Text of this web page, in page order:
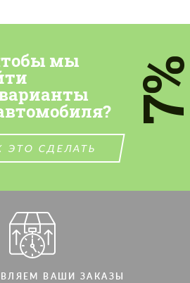
мы
ЭТО СДЕЛАТЬ
ВАШИ ЗАКАЗЫ
на обработку
СО МНОЙ
на вашем языке
на обработку
СО МНОЙ
на вашем языке